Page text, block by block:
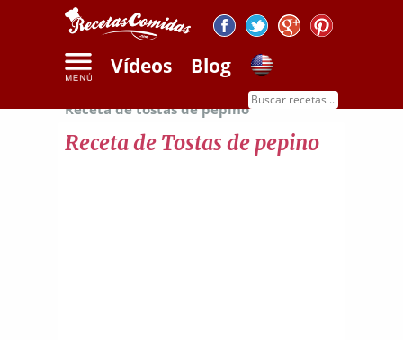
Vídeos Blog
Recetas de verduras y frutas
Receta de tostas de pepino
Receta de Tostas de pepino